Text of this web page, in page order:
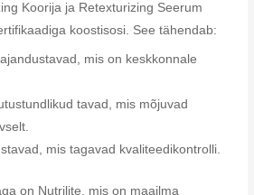
Koorija ja Retexturizing Seerum
koostisosi. See tähendab:
mis on keskkonnale
tavad, mis mõjuvad
mis tagavad kvaliteedikontrolli.
on Nutrilite, mis on maailma